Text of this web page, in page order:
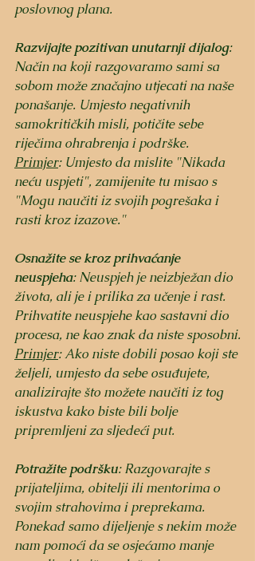
poslovnog plana.
Razvijajte pozitivan unutarnji dijalog:
Način na koji razgovaramo sami sa
sobom može značajno utjecati na naše
ponašanje. Umjesto negativnih
samokritičkih misli, potičite sebe
riječima ohrabrenja i podrške.
Primjer: Umjesto da mislite "Nikada
neću uspjeti", zamijenite tu misao s
"Mogu naučiti iz svojih pogrešaka i
rasti kroz izazove."
Osnažite se kroz prihvaćanje
neuspjeha: Neuspjeh je neizbježan dio
života, ali je i prilika za učenje i rast.
Prihvatite neuspjehe kao sastavni dio
procesa, ne kao znak da niste sposobni.
Primjer: Ako niste dobili posao koji ste
željeli, umjesto da sebe osuđujete,
analizirajte što možete naučiti iz tog
iskustva kako biste bili bolje
pripremljeni za sljedeći put.
Potražite podršku: Razgovarajte s
prijateljima, obitelji ili mentorima o
svojim strahovima i preprekama.
Ponekad samo dijeljenje s nekim može
nam pomoći da se osjećamo manje